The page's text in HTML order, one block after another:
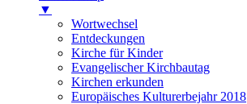
▼
Wortwechsel
Entdeckungen
Kirche für Kinder
Evangelischer Kirchbautag
Kirchen erkunden
Europäisches Kulturerbejahr 2018